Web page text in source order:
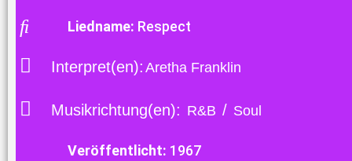
Liedname: Respect
Interpret(en): Aretha Franklin
Musikrichtung(en): R&B / Soul
Veröffentlicht: 1967